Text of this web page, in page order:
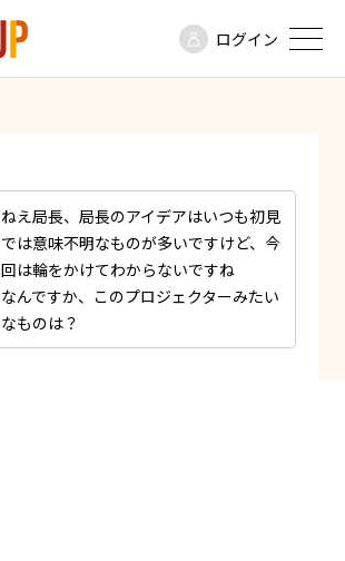
ログイン
ねえ局長、局長のアイデアはいつも初見
では意味不明なものが多いですけど、今
回は輪をかけてわからないですね
なんですか、このプロジェクターみたい
なものは？